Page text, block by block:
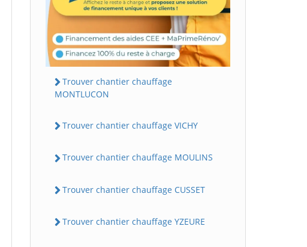
Trouver chantier chauffage
MONTLUCON
Trouver chantier chauffage VICHY
Trouver chantier chauffage MOULINS
Trouver chantier chauffage CUSSET
Trouver chantier chauffage YZEURE